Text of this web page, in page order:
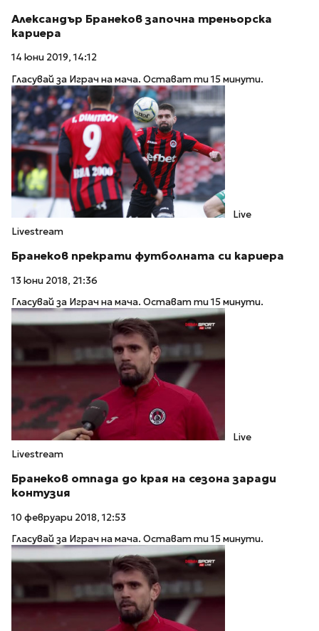
Александър Бранеков започна треньорска
кариера
14 юни 2019, 14:12
Гласувай за Играч на мача. Остават ти 15 минути.
Live
Livestream
Бранеков прекрати футболната си кариера
13 юни 2018, 21:36
Гласувай за Играч на мача. Остават ти 15 минути.
Live
Livestream
Бранеков отпада до края на сезона заради
контузия
10 февруари 2018, 12:53
Гласувай за Играч на мача. Остават ти 15 минути.